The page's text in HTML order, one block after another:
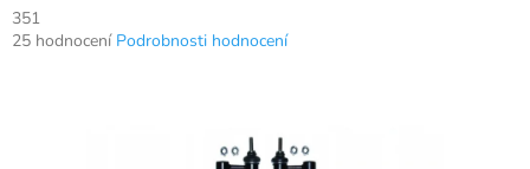
351
Průměrné
25 hodnocení Podrobnosti hodnocení